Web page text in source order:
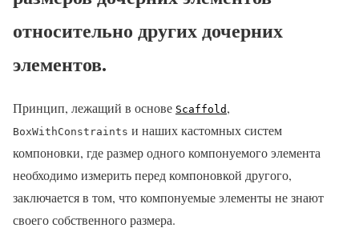
относительно других дочерних
элементов.
Принцип, лежащий в основе Scaffold ,
BoxWithConstraints и наших кастомных систем
компоновки, где размер одного компонуемого элемента
необходимо измерить перед компоновкой другого,
заключается в том, что компонуемые элементы не знают
своего собственного размера.